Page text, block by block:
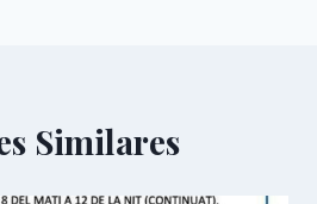
Similares